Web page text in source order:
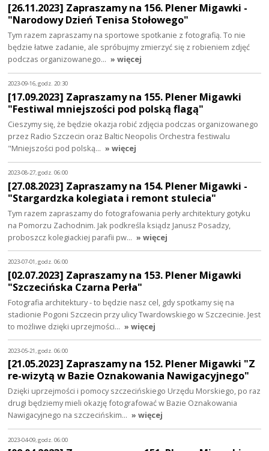
[26.11.2023] Zapraszamy na 156. Plener Migawki -
"Narodowy Dzień Tenisa Stołowego"
Tym razem zapraszamy na sportowe spotkanie z fotografią. To nie
będzie łatwe zadanie, ale spróbujmy zmierzyć się z robieniem zdjęć
podczas organizowanego… » więcej
2023-09-16, godz. 20:30
[17.09.2023] Zapraszamy na 155. Plener Migawki
"Festiwal mniejszości pod polską flagą"
Cieszymy się, że będzie okazja robić zdjęcia podczas organizowanego
przez Radio Szczecin oraz Baltic Neopolis Orchestra festiwalu
"Mniejszości pod polską… » więcej
2023-08-27, godz. 06:00
[27.08.2023] Zapraszamy na 154. Plener Migawki -
"Stargardzka kolegiata i remont stulecia"
Tym razem zapraszamy do fotografowania perły architektury gotyku
na Pomorzu Zachodnim. Jak podkreśla ksiądz Janusz Posadzy,
proboszcz kolegiackiej parafii pw… » więcej
2023-07-01, godz. 06:00
[02.07.2023] Zapraszamy na 153. Plener Migawki
"Szczecińska Czarna Perła"
Fotografia architektury - to będzie nasz cel, gdy spotkamy się na
stadionie Pogoni Szczecin przy ulicy Twardowskiego w Szczecinie. Jest
to możliwe dzięki uprzejmości… » więcej
2023-05-21, godz. 06:00
[21.05.2023] Zapraszamy na 152. Plener Migawki "Z
re-wizytą w Bazie Oznakowania Nawigacyjnego"
Dzięki uprzejmości i pomocy szczecińskiego Urzędu Morskiego, po raz
drugi będziemy mieli okazję fotografować w Bazie Oznakowania
Nawigacyjnego na szczecińskim… » więcej
2023-04-09, godz. 06:00